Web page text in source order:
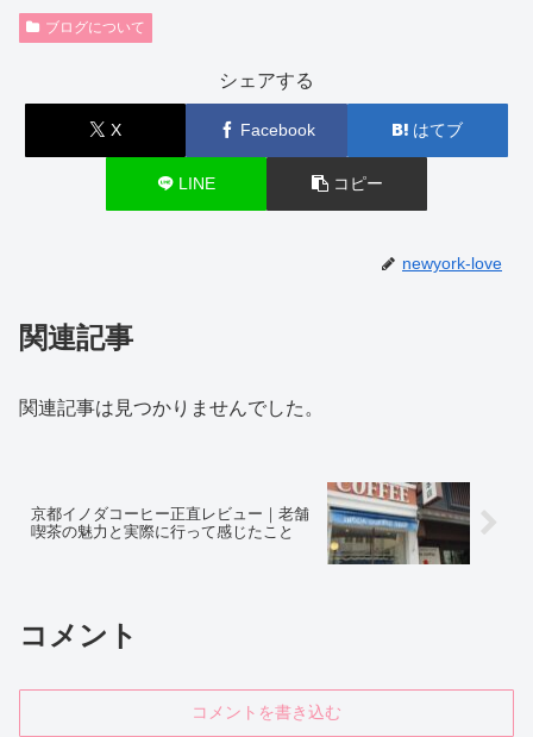
ブログについて
シェアする
X Facebook はてブ
LINE コピー
newyork-love
関連記事
関連記事は見つかりませんでした。
京都イノダコーヒー正直レビュー｜老舗
喫茶の魅力と実際に行って感じたこと
コメント
コメントを書き込む